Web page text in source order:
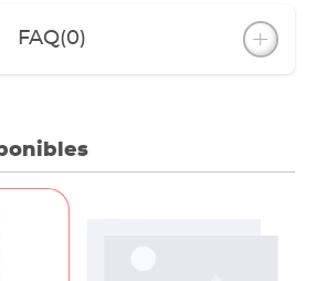
FAQ(0)